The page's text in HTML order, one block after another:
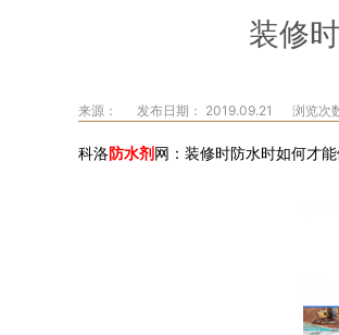
装修
来源： 发布日期： 2019.09.21 浏览次
科洛防水剂网：装修时防水时如何才